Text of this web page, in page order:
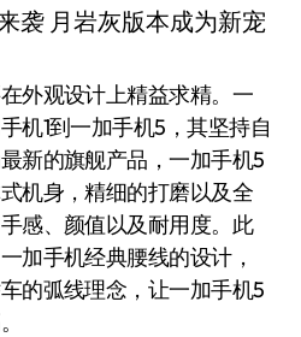
外观设计上精益求精。一
机1到一加手机5，其坚持自
新的旗舰产品，一加手机5
机身，精细的打磨以及全
感、颜值以及耐用度。此
加手机经典腰线的设计，
的弧线理念，让一加手机5